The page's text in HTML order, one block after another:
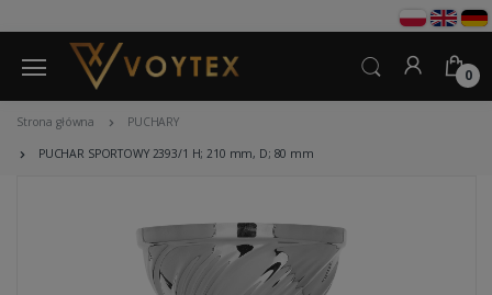
0
Strona główna PUCHARY
PUCHAR SPORTOWY 2393/1 H; 210 mm, D; 80 mm